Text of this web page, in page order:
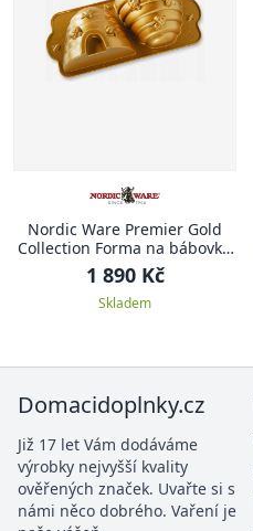
Nordic Ware Premier Gold
Collection Forma na bábovku
včelí úl 3D, zlatá, 2.3 l
1 890 Kč
Skladem
Domacidoplnky.cz
Již 17 let Vám dodáváme
výrobky nejvyšší kvality
ověřených značek. Uvařte si s
námi něco dobrého. Vaření je